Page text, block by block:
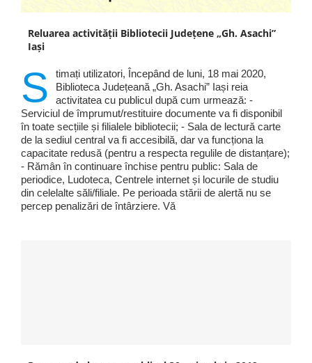
Reluarea activităţii Bibliotecii Judeţene „Gh. Asachi”
Iaşi
S
timați utilizatori, Începând de luni, 18 mai 2020,
Biblioteca Județeană „Gh. Asachi” Iași reia
activitatea cu publicul după cum urmează: -
Serviciul de împrumut/restituire documente va fi disponibil
în toate secțiile și filialele bibliotecii; - Sala de lectură carte
de la sediul central va fi accesibilă, dar va funcționa la
capacitate redusă (pentru a respecta regulile de distanțare);
- Rămân în continuare închise pentru public: Sala de
periodice, Ludoteca, Centrele internet și locurile de studiu
din celelalte săli/filiale. Pe perioada stării de alertă nu se
percep penalizări de întârziere. Vă